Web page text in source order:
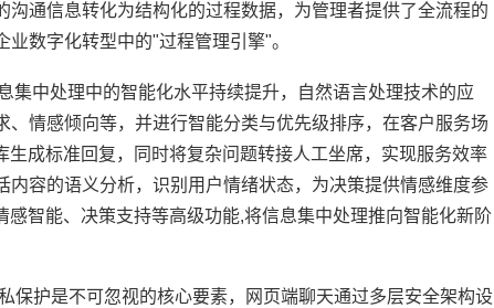
通信息转化为结构化的过程数据，为管理者提供了全流程的
数字化转型中的"过程管理引擎"。
中处理中的智能化水平持续提升，自然语言处理技术的应
情感倾向等，并进行智能分类与优先级排序，在客户服务场
成标准回复，同时将复杂问题转接人工坐席，实现服务效率
容的语义分析，识别用户情绪状态，为决策提供情感维度参
智能、决策支持等高级功能,将信息集中处理推向智能化新阶
保护是不可忽视的核心要素，网页端聊天通过多层安全架构设